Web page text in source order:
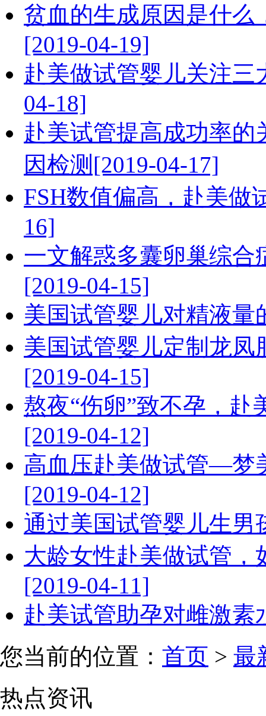
贫血的生成原因是什么
[2019-04-19]
赴美做试管婴儿关注
04-18]
赴美试管提高成功率的
因检测[2019-04-17]
FSH数值偏高，赴美做
16]
一文解惑多囊卵巢综合
[2019-04-15]
美国试管婴儿对精液量
美国试管婴儿定制龙
[2019-04-15]
熬夜“伤卵”致不孕，赴
[2019-04-12]
高血压赴美做试管—梦
[2019-04-12]
通过美国试管婴儿生男
大龄女性赴美做试管
[2019-04-11]
赴美试管助孕对雌激素
您当前的位置： 首页 > 最
热点资讯